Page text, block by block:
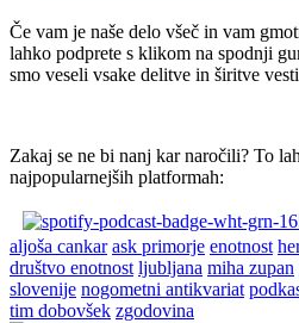
Če vam je naše delo všeč in vam
lahko podprete s klikom na spodnji
smo veseli vsake delitve in širitve
Zakaj se ne bi nanj kar naročili? To
najpopularnejših platformah:
aljoša cankar ask primorje enotnost
društvo enotnost ljubljana miha zupan
slovenije nogometni antikvariat
tim dobovšek zgodovina